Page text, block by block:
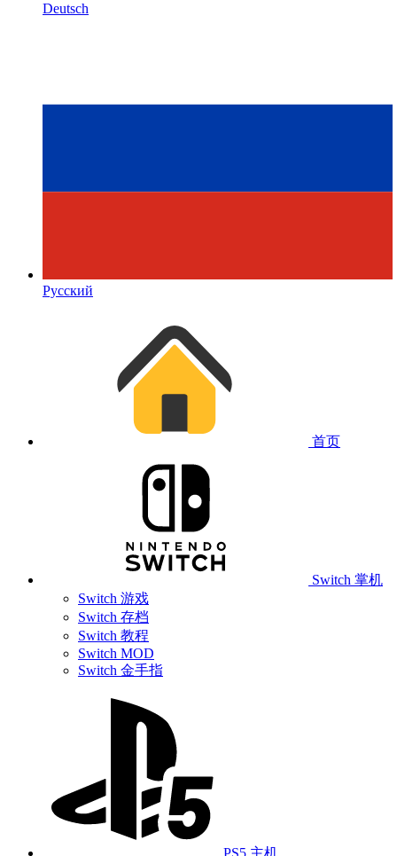
Deutsch
Русский
首页
Switch 掌机
Switch 游戏
Switch 存档
Switch 教程
Switch MOD
Switch 金手指